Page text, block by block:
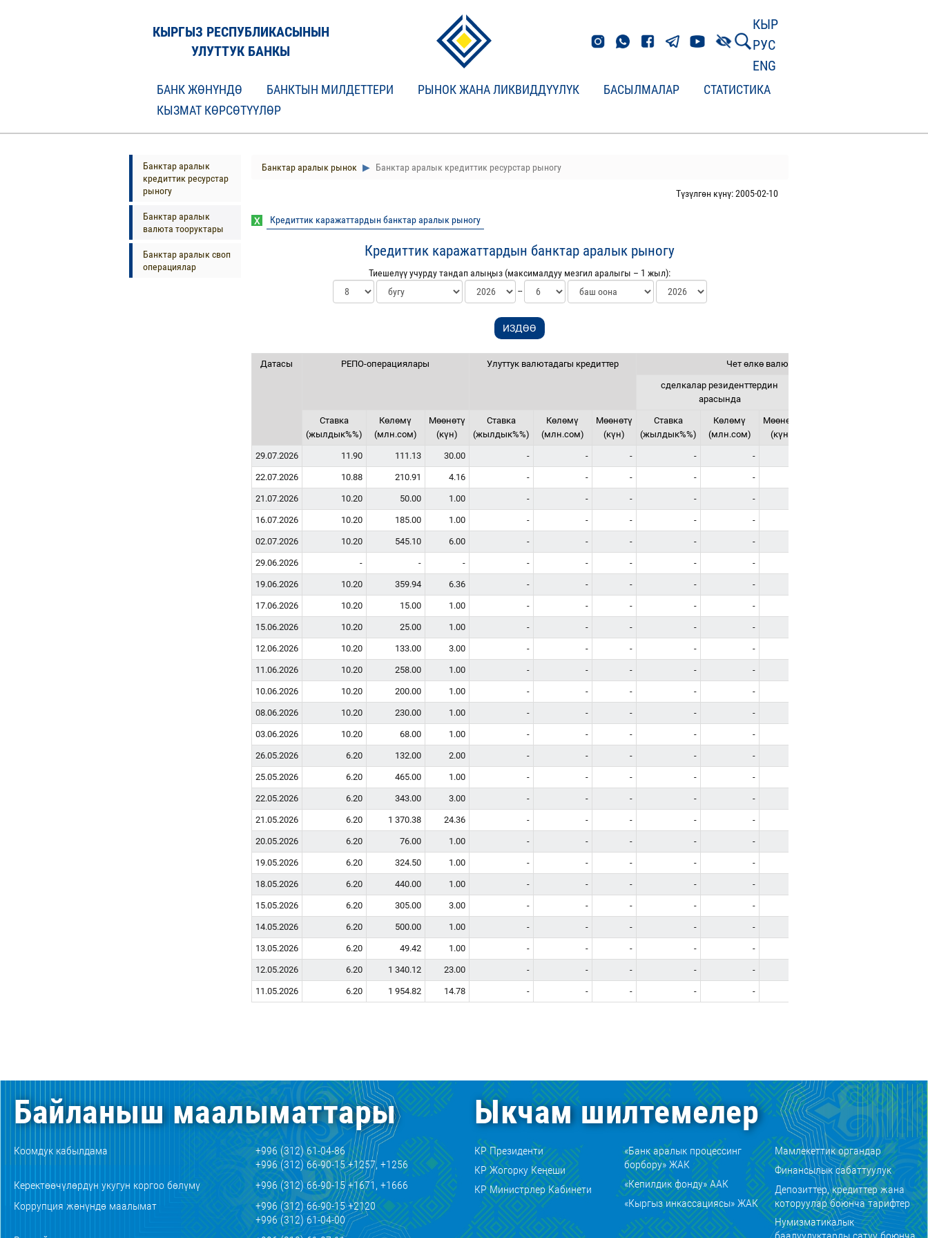
КЫРГЫЗ РЕСПУБЛИКАСЫНЫН
УЛУТТУК БАНКЫ
КЫР
РУС
ENG
БАНК ЖӨНҮНДӨ БАНКТЫН МИЛДЕТТЕРИ РЫНОК ЖАНА ЛИКВИДДҮҮЛҮК БАСЫЛМАЛАР
СТАТИСТИКА
КЫЗМАТ КӨРСӨТҮҮЛӨР
Банктар аралык
кредиттик ресурстар
рыногу
Банктар аралык
валюта тооруктары
Банктар аралык своп
операциялар
Банктар аралык рынок Банктар аралык кредиттик ресурстар рыногу
Түзүлгөн күнү: 2005-02-10
Кредиттик каражаттардын банктар аралык рыногу
Кредиттик каражаттардын банктар аралык рыногу
Тиешелүү учурду тандап алыңыз (максималдуу мезгил аралыгы – 1 жыл):
--
Датасы РЕПО-операциялары Улуттук валютадагы кредиттер Чет өлкө валютасындагы кредиттер
сделкалар резиденттердин
арасында
Ставка
(жылдык%%)
Көлөмү
(млн.сом)
Мөөнөтү
(күн)
Ставка
(жылдык%%)
Көлөмү
(млн.сом)
Мөөнөтү
(күн)
Ставка
(жылдык%%)
Көлөмү
(млн.сом)
Мөөнөтү
(күн)
29.07.2026 11.90 111.13 30.00 - - - - -
22.07.2026 10.88 210.91 4.16 - - - - -
21.07.2026 10.20 50.00 1.00 - - - - -
16.07.2026 10.20 185.00 1.00 - - - - -
02.07.2026 10.20 545.10 6.00 - - - - -
29.06.2026 - - - - - - - -
19.06.2026 10.20 359.94 6.36 - - - - -
17.06.2026 10.20 15.00 1.00 - - - - -
15.06.2026 10.20 25.00 1.00 - - - - -
12.06.2026 10.20 133.00 3.00 - - - - -
11.06.2026 10.20 258.00 1.00 - - - - -
10.06.2026 10.20 200.00 1.00 - - - - -
08.06.2026 10.20 230.00 1.00 - - - - -
03.06.2026 10.20 68.00 1.00 - - - - -
26.05.2026 6.20 132.00 2.00 - - - - -
25.05.2026 6.20 465.00 1.00 - - - - -
22.05.2026 6.20 343.00 3.00 - - - - -
21.05.2026 6.20 1 370.38 24.36 - - - - -
20.05.2026 6.20 76.00 1.00 - - - - -
19.05.2026 6.20 324.50 1.00 - - - - -
18.05.2026 6.20 440.00 1.00 - - - - -
15.05.2026 6.20 305.00 3.00 - - - - -
14.05.2026 6.20 500.00 1.00 - - - - -
13.05.2026 6.20 49.42 1.00 - - - - -
12.05.2026 6.20 1 340.12 23.00 - - - - -
11.05.2026 6.20 1 954.82 14.78 - - - - -
Байланыш маалыматтары
Коомдук кабылдама
+996 (312) 61-04-86
+996 (312) 66-90-15 +1257, +1256
Керектөөчүлөрдүн укугун коргоо бөлүмү
+996 (312) 66-90-15 +1671, +1666
Коррупция жөнүндө маалымат
+996 (312) 66-90-15 +2120
+996 (312) 61-04-00
Ыкчам шилтемелер
КР Президенти
КР Жогорку Кеңеши
КР Министрлер Кабинети
«Банк аралык процессинг
борбору» ЖАК
«Кепилдик фонду» ААК
«Кыргыз инкассациясы» ЖАК
Мамлекеттик органдар
Финансылык сабаттуулук
Депозиттер, кредиттер жана
которуулар боюнча тарифтер
Нумизматикалык